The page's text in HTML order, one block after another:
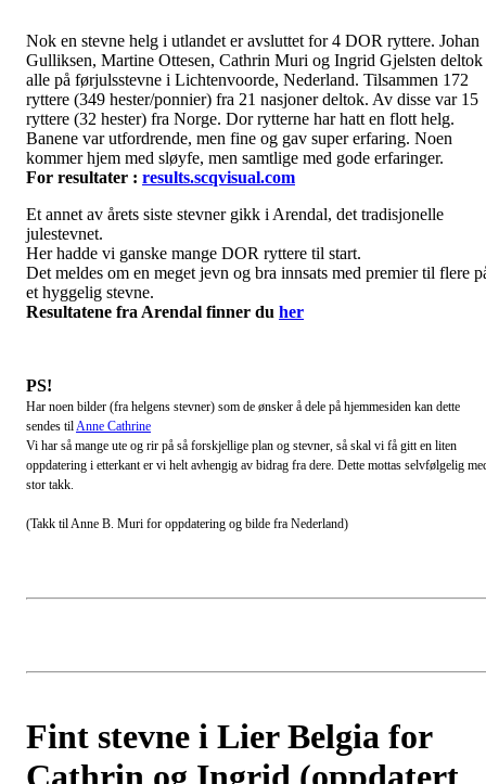
Nok en stevne helg i utlandet er avsluttet for 4 DOR ryttere. Johan
Gulliksen, Martine Ottesen, Cathrin Muri og Ingrid Gjelsten deltok
alle på førjulsstevne i Lichtenvoorde, Nederland. Tilsammen 172
ryttere (349 hester/ponnier) fra 21 nasjoner deltok. Av disse var 15
ryttere (32 hester) fra Norge. Dor rytterne har hatt en flott helg.
Banene var utfordrende, men fine og gav super erfaring. Noen
kommer hjem med sløyfe, men samtlige med gode erfaringer.
For resultater : results.scqvisual.com
Et annet av årets siste stevner gikk i Arendal, det tradisjonelle
julestevnet.
Her hadde vi ganske mange DOR ryttere til start.
Det meldes om en meget jevn og bra innsats med premier til flere
et hyggelig stevne.
Resultatene fra Arendal finner du her
PS!
Har noen bilder (fra helgens stevner) som de ønsker å dele på hjemmesiden kan dette
sendes tilAnne Cathrine
Vi har så mange ute og rir på så forskjellige plan og stevner, så skal vi få gitt en liten
oppdatering i etterkant er vi helt avhengig av bidrag fra dere. Dette mottas selvfølgelig
stor takk.
(Takk til Anne B. Muri for oppdatering og bilde fra Nederland)
Fint stevne i Lier Belgia for